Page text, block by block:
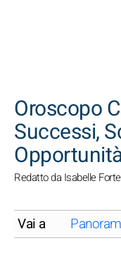
Oroscopo
Successi,
Redatto da Isabelle
Vai a